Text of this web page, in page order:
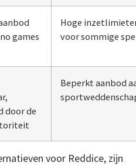
games
Hoge
voor sommige
door de
Beperkt aanbod
voor Reddice, zijn